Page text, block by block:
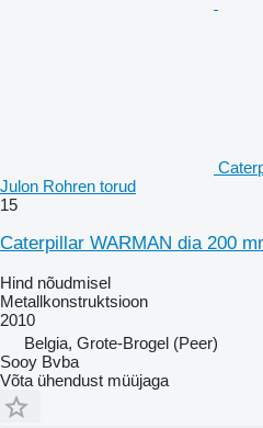
Julon Rohren torud
15
Caterpillar WARMAN dia 200
Hind nõudmisel
Metallkonstruktsioon
2010
Belgia, Grote-Brogel (Peer)
Sooy Bvba
Võta ühendust müüjaga